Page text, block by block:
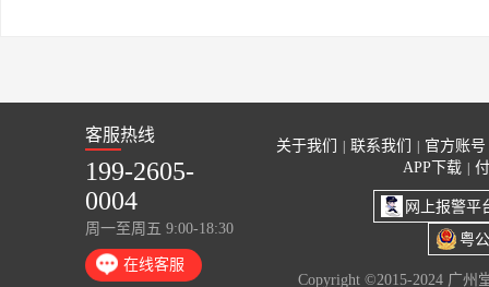
客服热线
199-2605-
0004
周一至周五 9:00-18:30
在线客服
关于我们 联系我们
官方账号
APP下载
网上报警平
粤
Copyright ©2015-2024 广州